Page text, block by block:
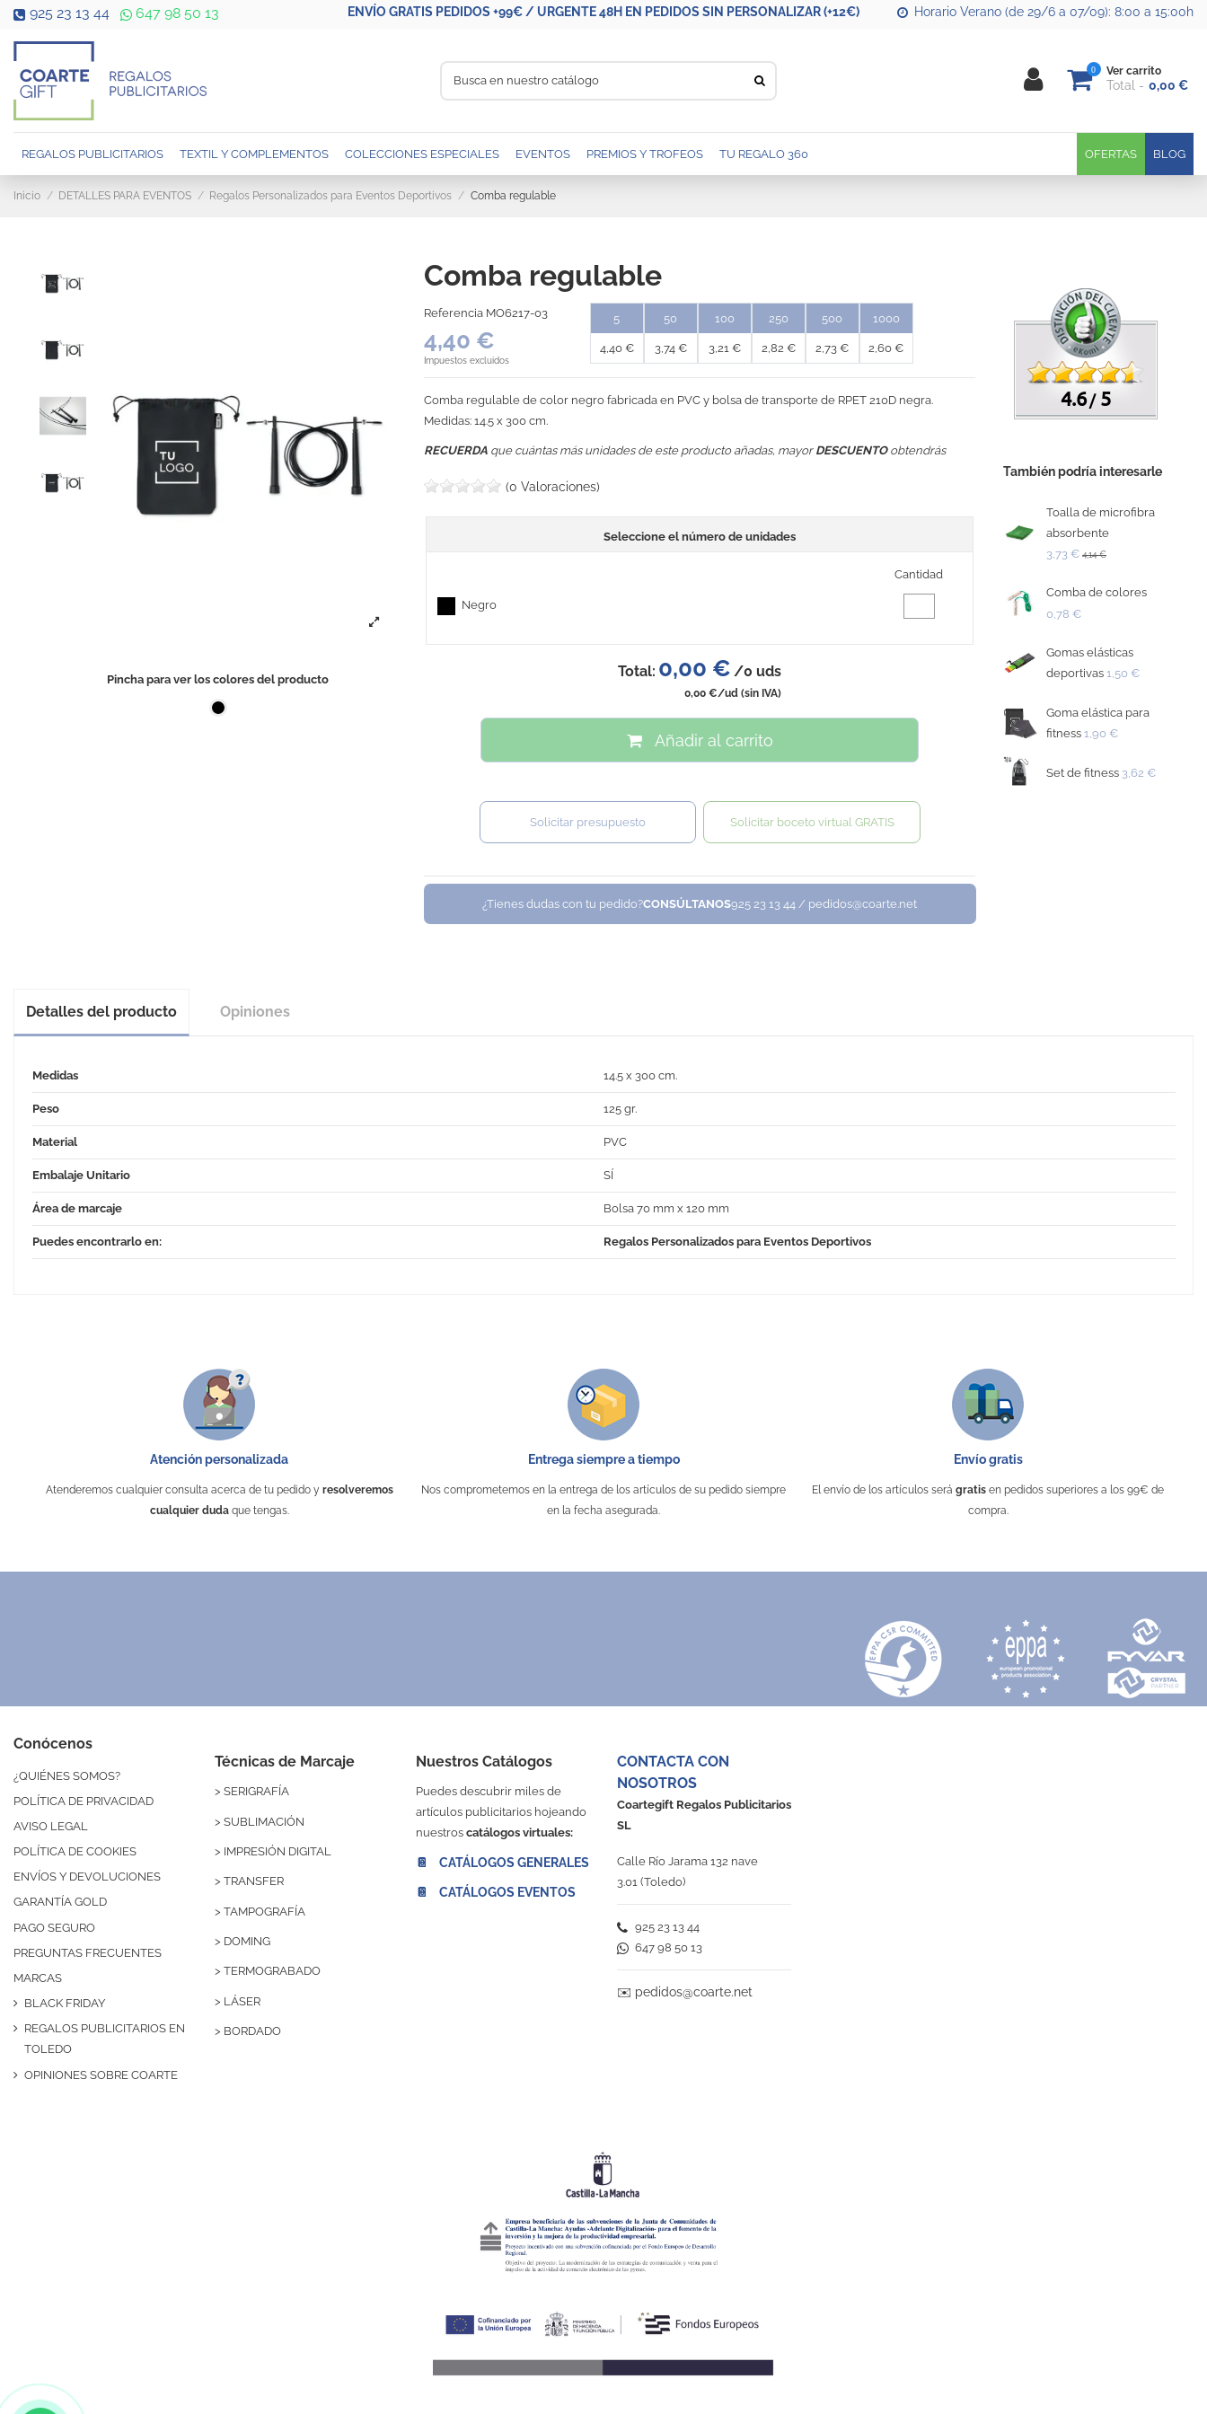
925 23 13 44 647 98 50 13 ENVÍO GRATIS PEDIDOS +99€ / URGENTE 48H EN PEDIDOS SIN PERSONALIZAR (+12€) Horario Verano (de 29/6 a 07/09): 8:00 a 15:00h
0 Ver carrito
Total 0,00 €
REGALOS PUBLICITARIOS TEXTIL Y COMPLEMENTOS COLECCIONES ESPECIALES EVENTOS PREMIOS Y TROFEOS BLOG
TU REGALO 360 OFERTAS
Inicio DETALLES PARA EVENTOS Regalos Personalizados para Eventos Deportivos Comba regulable
Pincha para ver los colores del producto
Comba regulable
Referencia MO6217-03
4,40 €
Impuestos excluidos
5
4,40 €
50
3,74 €
100
3,21 €
250
2,82 €
500
2,73 €
1000
2,60 €
Comba regulable de color negro fabricada en PVC y bolsa de transporte de RPET 210D negra.
Medidas: 14.5 x 300 cm.
RECUERDA que cuántas más unidades de este producto añadas, mayor DESCUENTOobtendrás
(0 Valoraciones)
Seleccione el número de unidades
Cantidad
Negro
Total: 0,00 € /0 uds
0,00 €/ud(sin IVA)
Añadir al carrito
Solicitar presupuesto Solicitar boceto virtual GRATIS
¿Tienes dudas con tu pedido?CONSÚLTANOS925 23 13 44 / pedidos@coarte.net
4.6 /5
También podría interesarle
Toalla de microfibra
absorbente
3,73 € 4,14 €
Comba de colores
0,78 €
Gomas elásticas
deportivas 1,50 €
Goma elástica para
fitness 1,90 €
Set de fitness 3,62 €
Detalles del producto Opiniones
Medidas 14.5 x 300 cm.
Peso 125 gr.
Material PVC
Embalaje Unitario SÍ
Área de marcaje Bolsa 70 mm x 120 mm
Puedes encontrarlo en: Regalos Personalizados para Eventos Deportivos
Atención personalizada
Atenderemos cualquier consulta acerca de tu pedido y resolveremos
cualquier dudaque tengas.
Entrega siempre a tiempo
Nos comprometemos en la entrega de los artículos de su pedido siempre
en la fecha asegurada.
Envío gratis
El envío de los artículos será gratis en pedidos superiores a los 99€ de
compra.
Conócenos
¿QUIÉNES SOMOS?
POLÍTICA DE PRIVACIDAD
AVISO LEGAL
POLÍTICA DE COOKIES
ENVÍOS Y DEVOLUCIONES
GARANTÍA GOLD
PAGO SEGURO
PREGUNTAS FRECUENTES
MARCAS
BLACK FRIDAY
REGALOS PUBLICITARIOS EN
TOLEDO
OPINIONES SOBRE COARTE
Técnicas de Marcaje
> SERIGRAFÍA
> SUBLIMACIÓN
> IMPRESIÓN DIGITAL
> TRANSFER
> TAMPOGRAFÍA
> DOMING
> TERMOGRABADO
> LÁSER
> BORDADO
Nuestros Catálogos
Puedes descubrir miles de
artículos publicitarios hojeando
nuestros catálogos virtuales:
📔 CATÁLOGOS GENERALES
📔 CATÁLOGOS EVENTOS
CONTACTA CON
NOSOTROS
Coartegift Regalos Publicitarios
SL
Calle Río Jarama 132 nave
3.01 (Toledo)
925 23 13 44
647 98 50 13
✉️ pedidos@coarte.net